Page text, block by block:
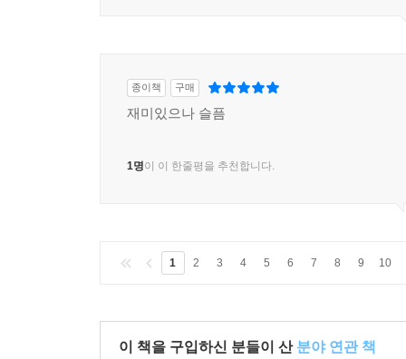
종이책 구매
재미있으나 슬픔
1명이 이 한줄평을 추천합니다.
1 2 3 4 5 6 7 8 9 10
이 책을 구입하신 분들이 산 분야 연관 책